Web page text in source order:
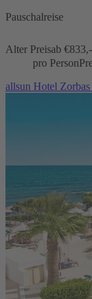
Pauschalreise
Alter Preisab €833,-
pro Person
allsun Hotel